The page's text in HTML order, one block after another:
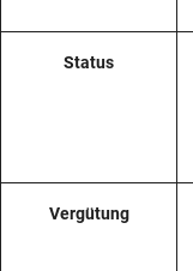
Status
Vergütung